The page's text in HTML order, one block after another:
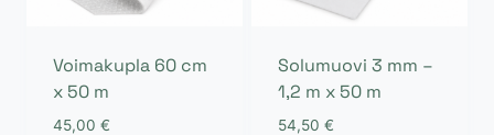
Voimakupla 60 cm
x 50 m
45,00 €
Solumuovi 3 mm –
1,2 m x 50 m
54,50 €